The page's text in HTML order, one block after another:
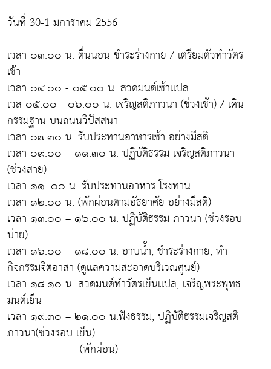
วันที่ 30-1 มการาคม 2556
เวลา ๐๓.๐๐ น. ตื่นนอน ชำระร่างกาย / เตรียมตัวทำวัตร
เช้า
เวลา ๐๔.๐๐ - ๐๕.๐๐ น. สวดมนต์เช้าเเปล
เวล ๐๕.๐๐ - ๐๖.๐๐ น. เจริญสติภาวนา (ช่วงเช้า) / เดิน
กรรมฐาน บนถนนวิปัสสนา
เวลา ๐๗.๓๐ น. รับประทานอาหารเช้า อย่างมีสติ
เวลา ๐๙.๐๐ – ๑๑.๓๐ น. ปฏิบัติธรรม เจริญสติภาวนา
(ช่วงสาย)
เวลา ๑๑ .๐๐ น. รับประทานอาหาร โรงทาน
เวลา ๑๒.๐๐ น. (พักผ่อนตามอัธยาศัย อย่างมีสติ)
เวลา ๑๓.๐๐ – ๑๖.๐๐ น. ปฏิบัติธรรม ภาวนา (ช่วงรอบ
บ่าย)
เวลา ๑๖.๐๐ – ๑๘.๐๐ น. อาบน้ำ, ชำระร่างกาย, ทำ
กิจกรรมจิตอาสา (ดูเเลความสะอาดบริเวณศูนย์)
เวลา ๑๘.๑๐ น. สวดมนต์ทำวัตรเย็นเเปล, เจริญพระพุทธ
มนต์เย็น
เวลา ๑๙.๓๐ – ๒๑.๐๐ น.ฟังธรรม, ปฏิบัติธรรมเจริญสติ
ภาวนา(ช่วงรอบ เย็น)
--------------------(พักผ่อน)------------------------------